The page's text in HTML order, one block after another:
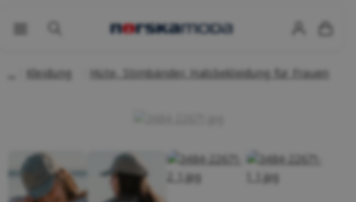
Kleidung Hüte, Stirnbänder, Halsbekleidung für Frauen